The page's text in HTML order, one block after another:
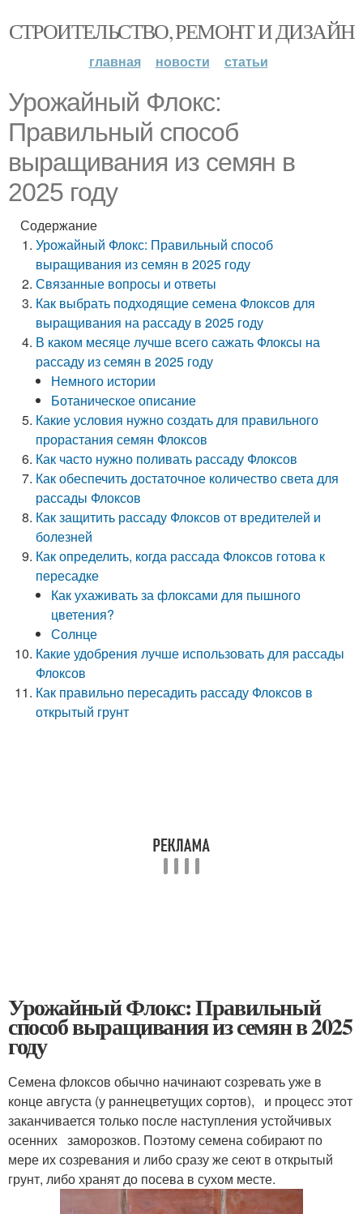
СТРОИТЕЛЬСТВО, РЕМОНТ И ДИЗАЙН
главная новости статьи
Урожайный Флокс:
Правильный способ
выращивания из семян в
2025 году
Содержание
Урожайный Флокс: Правильный способ
выращивания из семян в 2025 году
Связанные вопросы и ответы
Как выбрать подходящие семена Флоксов для
выращивания на рассаду в 2025 году
В каком месяце лучше всего сажать Флоксы на
рассаду из семян в 2025 году
Немного истории
Ботаническое описание
Какие условия нужно создать для правильного
прорастания семян Флоксов
Как часто нужно поливать рассаду Флоксов
Как обеспечить достаточное количество света для
рассады Флоксов
Как защитить рассаду Флоксов от вредителей и
болезней
Как определить, когда рассада Флоксов готова к
пересадке
Как ухаживать за флоксами для пышного
цветения?
Солнце
Какие удобрения лучше использовать для рассады
Флоксов
Как правильно пересадить рассаду Флоксов в
открытый грунт
Урожайный Флокс: Правильный
способ выращивания из семян в 2025
году
Семена флоксов обычно начинают созревать уже в
конце августа (у раннецветущих сортов), и процесс этот
заканчивается только после наступления устойчивых
осенних заморозков. Поэтому семена собирают по
мере их созревания и либо сразу же сеют в открытый
грунт, либо хранят до посева в сухом месте.